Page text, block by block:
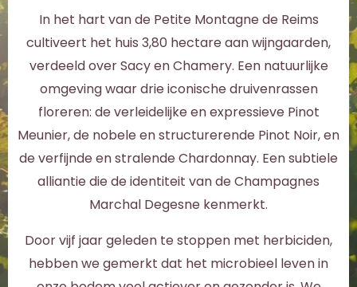
In het hart van de Petite Montagne de Reims
cultiveert het huis 3,80 hectare aan wijngaarden,
verdeeld over Sacy en Chamery. Een natuurlijke
omgeving waar drie iconische druivenrassen
floreren: de verleidelijke en expressieve Pinot
Meunier, de nobele en structurerende Pinot Noir, en
de verfijnde en stralende Chardonnay. Een subtiele
alliantie die de identiteit van de Champagnes
Marchal Degesne kenmerkt.
Door vijf jaar geleden te stoppen met herbiciden,
hebben we gemerkt dat het microbieel leven in